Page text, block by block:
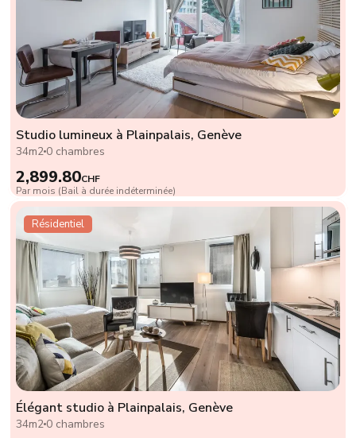
Studio lumineux à Plainpalais, Genève
34m2 0 chambres
2,899.80CHF
Par mois (Bail à durée indéterminée)
Résidentiel
Élégant studio à Plainpalais, Genève
34m2 0 chambres